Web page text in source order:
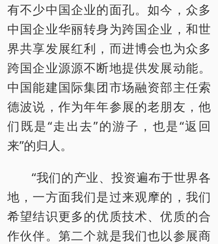
有不少中国企业的面孔。如今，众多
中国企业华丽转身为跨国企业，和世
界共享发展红利，而进博会也为众多
跨国企业源源不断地提供发展动能。
中国能建国际集团市场融资部主任索
德波说，作为年年参展的老朋友，他
们既是“走出去”的游子，也是“返回
来”的归人。
“我们的产业、投资遍布于世界各
地，一方面我们是过来观摩的，我们
希望结识更多的优质技术、优质的合
作伙伴。第二个就是我们也以参展商